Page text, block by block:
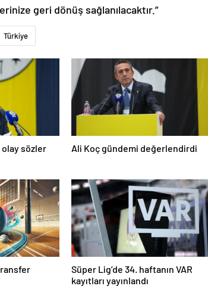
geri dönüş sağlanılacaktır.”
Türkiye
olay sözler Ali Koç gündemi değerlendirdi
Süper Lig’de 34. haftanın VAR
kayıtları yayınlandı